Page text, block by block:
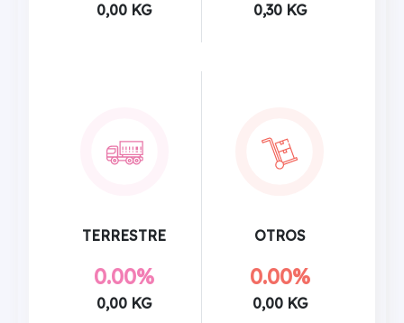
0,00 KG 0,30 KG
TERRESTRE
0.00%
0,00 KG
OTROS
0.00%
0,00 KG